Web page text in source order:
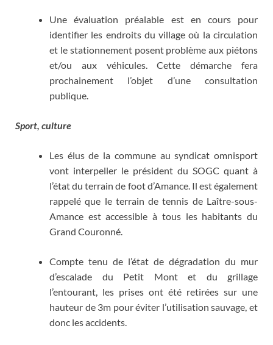
Une évaluation préalable est en cours pour
identifier les endroits du village où la circulation
et le stationnement posent problème aux piétons
et/ou aux véhicules. Cette démarche fera
prochainement l’objet d’une consultation
publique.
Sport, culture
Les élus de la commune au syndicat omnisport
vont interpeller le président du SOGC quant à
l’état du terrain de foot d’Amance. Il est également
rappelé que le terrain de tennis de Laître-sous-
Amance est accessible à tous les habitants du
Grand Couronné.
Compte tenu de l’état de dégradation du mur
d’escalade du Petit Mont et du grillage
l’entourant, les prises ont été retirées sur une
hauteur de 3m pour éviter l’utilisation sauvage, et
donc les accidents.